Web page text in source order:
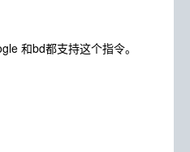
和bd都支持这个指令。